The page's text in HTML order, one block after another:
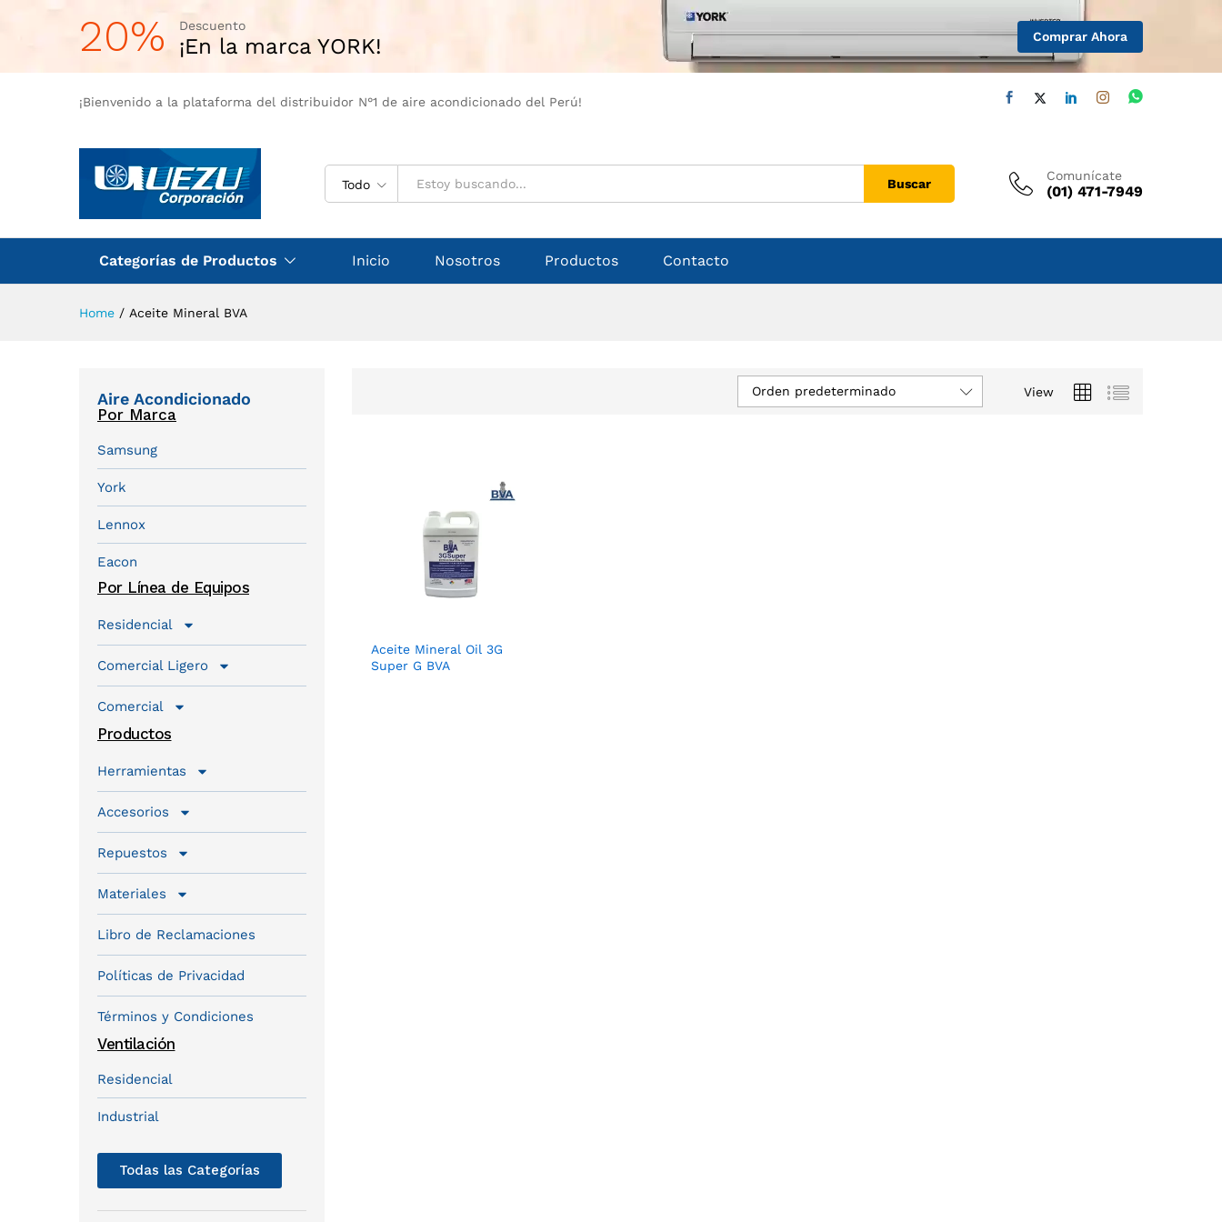
20% Descuento
¡En la marca YORK! Comprar Ahora
¡Bienvenido a la plataforma del distribuidor N°1 de aire acondicionado del Perú!
Todo Buscar
Comunícate
(01) 471-7949
Categorías de Productos Inicio Nosotros Productos Contacto
Home / Aceite Mineral BVA
View
Orden predeterminado
Aceite Mineral Oil 3G
Super G BVA
Aire Acondicionado
Por Marca
Samsung
York
Lennox
Eacon
Por Línea de Equipos
Residencial
Comercial Ligero
Comercial
Productos
Herramientas
Accesorios
Repuestos
Materiales
Libro de Reclamaciones
Políticas de Privacidad
Términos y Condiciones
Ventilación
Residencial
Industrial
Todas las Categorías